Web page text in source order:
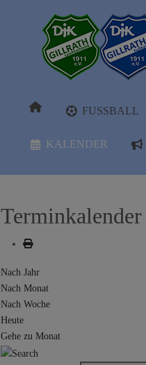
FUSSBALL
KALENDER
Terminkalender
Nach Jahr
Nach Monat
Nach Woche
Heute
Gehe zu Monat